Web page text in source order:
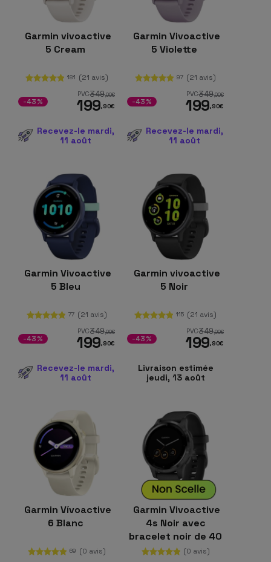
Garmin vivoactive
5 Cream
181 (21 avis)
PVC349,00€
199,90€
-43%
Recevez-le mardi,
11 août
Garmin Vivoactive
5 Violette
97 (21 avis)
PVC349,00€
199,90€
-43%
Recevez-le mardi,
11 août
Garmin Vivoactive
5 Bleu
77 (21 avis)
PVC349,00€
199,90€
-43%
Recevez-le mardi,
11 août
Garmin vivoactive
5 Noir
115 (21 avis)
PVC349,00€
199,90€
-43%
Livraison estimée
jeudi, 13 août
Garmin Vívoactive
6 Blanc
69 (0 avis)
Garmin Vivoactive
4s Noir avec
bracelet noir de 40
mm(0 avis)